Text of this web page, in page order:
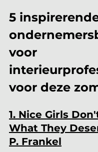
5
voor
voor deze
1. Nice Girls
What They
P. Frankel